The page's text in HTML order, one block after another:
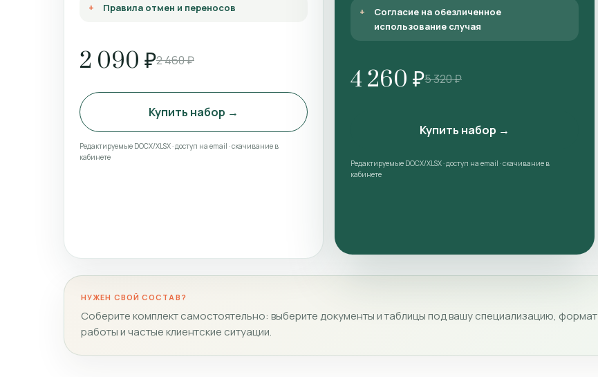
Правила отмен и переносов
2 090 ₽2 460 ₽
Купить набор →
Редактируемые DOCX/XLSX · доступ на email · скачивание в
кабинете
Согласие на обезличенное
использование случая
4 260 ₽5 320 ₽
Купить набор →
Редактируемые DOCX/XLSX · доступ на email · скачивание в
кабинете
НУЖЕН СВОЙ СОСТАВ?
Соберите комплект самостоятельно: выберите документы и таблицы под вашу специализацию, формат
работы и частые клиентские ситуации.